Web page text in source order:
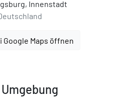
Innenstadt
Google Maps öffnen